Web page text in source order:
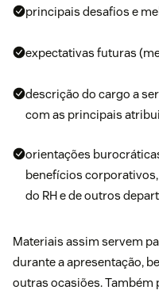
principais desafios e
expectativas futuras
descrição do cargo a
com as principais
orientações
benefícios
do RH e de outros
Materiais assim servem
durante a apresentação,
outras ocasiões. Também